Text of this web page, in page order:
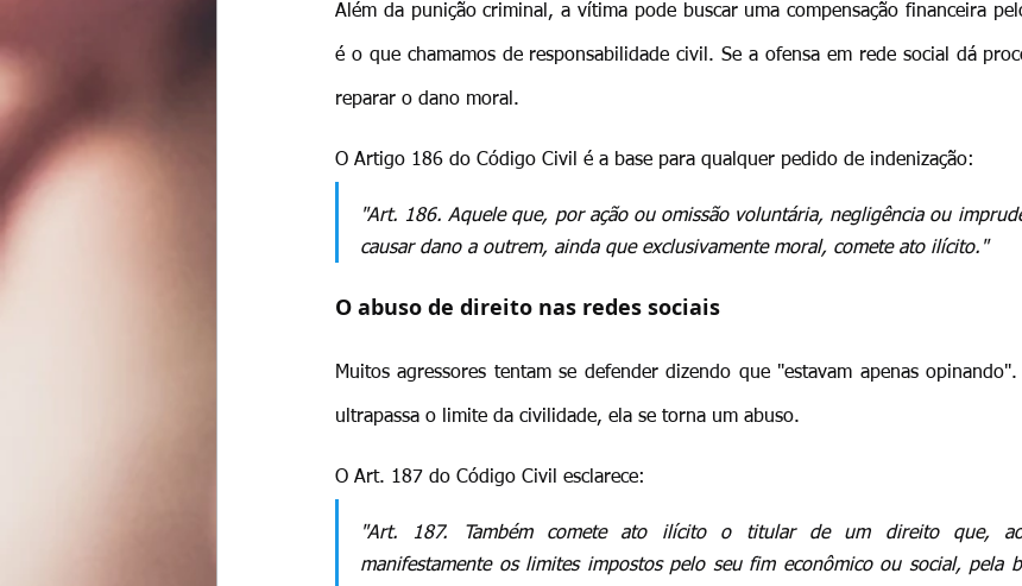
Além da punição criminal, a vítima pode buscar uma compensação financeira
é o que chamamos de responsabilidade civil. Se a ofensa em rede social dá
reparar o dano moral.
O Artigo 186 do Código Civil é a base para qualquer pedido de indenização:
"Art. 186. Aquele que, por ação ou omissão voluntária, negligência ou
causar dano a outrem, ainda que exclusivamente moral, comete ato ilícito."
O abuso de direito nas redes sociais
Muitos agressores tentam se defender dizendo que "estavam apenas
ultrapassa o limite da civilidade, ela se torna um abuso.
O Art. 187 do Código Civil esclarece:
"Art. 187. Também comete ato ilícito o titular de um direito que, ao
manifestamente os limites impostos pelo seu fim econômico ou social, pela